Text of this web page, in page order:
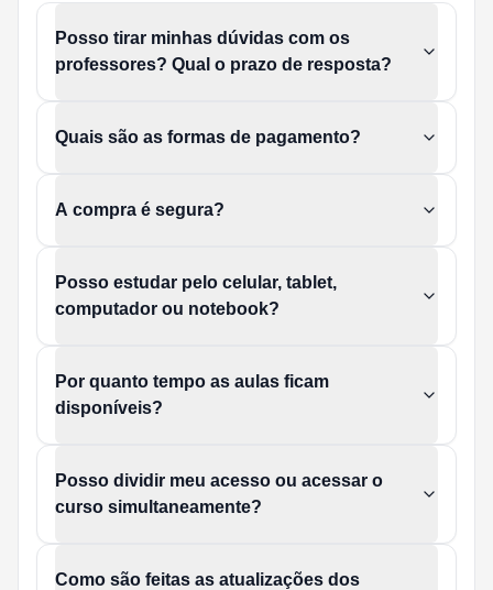
Posso tirar minhas dúvidas com os
professores? Qual o prazo de resposta?
Quais são as formas de pagamento?
A compra é segura?
Posso estudar pelo celular, tablet,
computador ou notebook?
Por quanto tempo as aulas ficam
disponíveis?
Posso dividir meu acesso ou acessar o
curso simultaneamente?
Como são feitas as atualizações dos